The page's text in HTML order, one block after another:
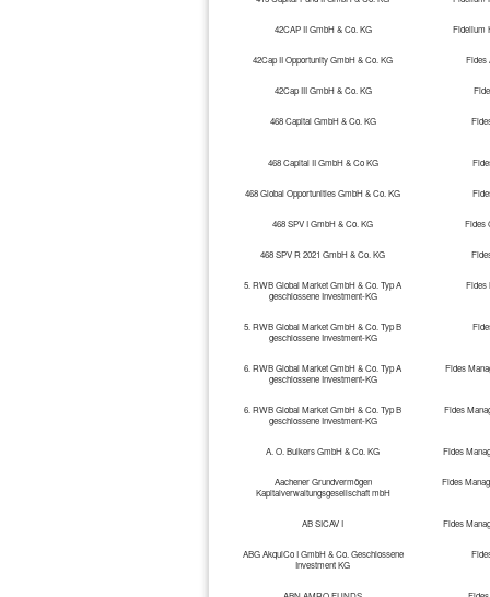
42CAP II GmbH & Co. KG Fidelium
42Cap II Opportunity GmbH & Co. KG Fides
42Cap III GmbH & Co. KG
468 Capital GmbH & Co. KG
468 Capital II GmbH & Co KG
468 Global Opportunities GmbH & Co. KG
468 SPV I GmbH & Co. KG Fides
468 SPV R 2021 GmbH & Co. KG
5. RWB Global Market GmbH & Co. Typ A
geschlossene Investment-KG
Fides
5. RWB Global Market GmbH & Co. Typ B
geschlossene Investment-KG
6. RWB Global Market GmbH & Co. Typ A
geschlossene Investment-KG
Fides
6. RWB Global Market GmbH & Co. Typ B
geschlossene Investment-KG
Fides
A. O. Bulkers GmbH & Co. KG Fides
Aachener Grundvermögen
Kapitalverwaltungsgesellschaft mbH
Fides
AB SICAV I Fides
ABG AkquiCo I GmbH & Co. Geschlossene
Investment KG